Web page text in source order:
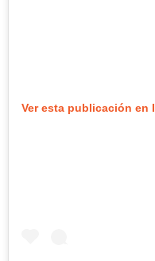
Ver esta publicación en